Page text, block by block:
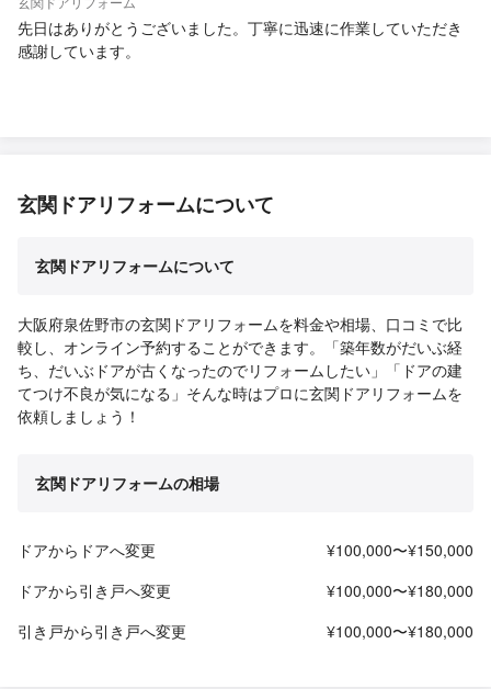
先日はありがとうございました。丁寧に迅速に作業していただき
感謝しています。
玄関ドアリフォームについて
玄関ドアリフォームについて
大阪府泉佐野市の玄関ドアリフォームを料金や相場、口コミで比
較し、オンライン予約することができます。「築年数がだいぶ経
ち、だいぶドアが古くなったのでリフォームしたい」「ドアの建
てつけ不良が気になる」そんな時はプロに玄関ドアリフォームを
依頼しましょう！
玄関ドアリフォームの相場
ドアからドアへ変更
¥100,000〜¥150,000
ドアから引き戸へ変更
¥100,000〜¥180,000
引き戸から引き戸へ変更
¥100,000〜¥180,000